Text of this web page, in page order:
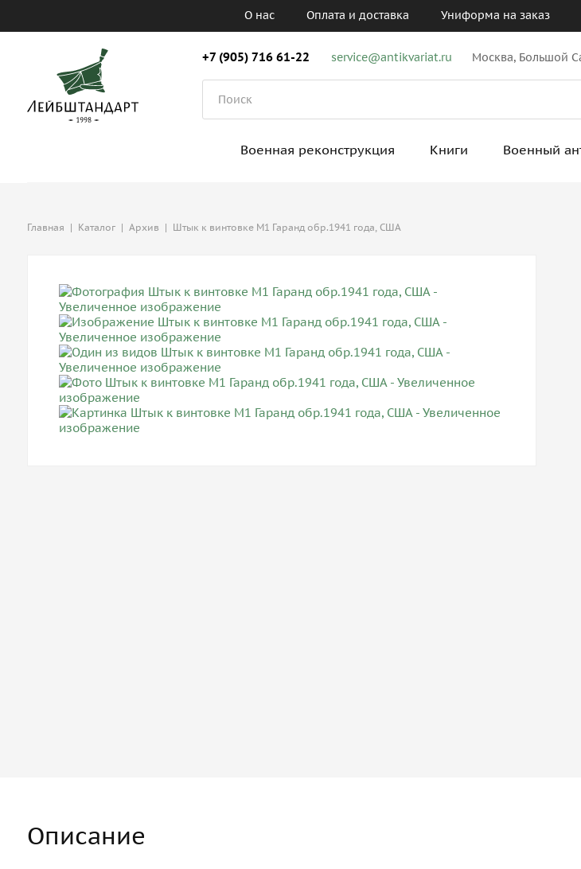
О нас Оплата и доставка Униформа на заказ
+7 (905) 716 61-22 service@antikvariat.ru Москва, Большой
Военная реконструкция Книги Военный
Главная | Каталог | Архив | Штык к винтовке М1 Гаранд обр.1941 года, США
Описание